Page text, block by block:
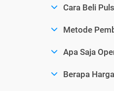
Cara Beli
Metode
Apa Saja
Berapa